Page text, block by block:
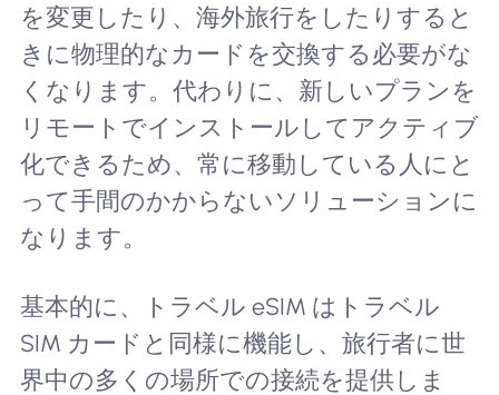
を変更したり、海外旅行をしたりすると
きに物理的なカードを交換する必要がな
くなります。代わりに、新しいプランを
リモートでインストールしてアクティブ
化できるため、常に移動している人にと
って手間のかからないソリューションに
なります。
基本的に、トラベル eSIM はトラベル
SIM カードと同様に機能し、旅行者に世
界中の多くの場所での接続を提供しま